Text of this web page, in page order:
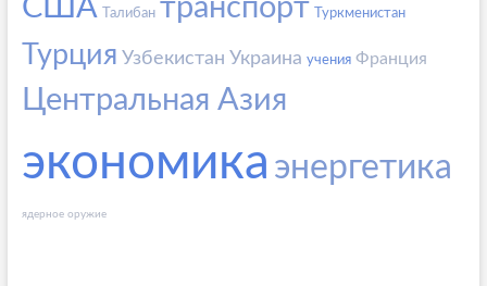
США Талибан транспорт Туркменистан
Турция Узбекистан Украина учения Франция
Центральная Азия
экономика энергетика
ядерное оружие